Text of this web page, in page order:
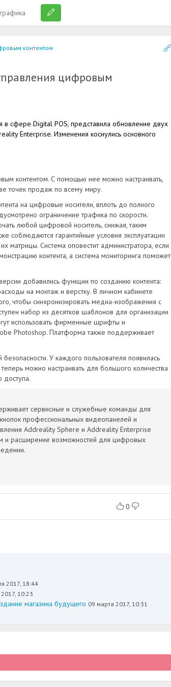
контентом
цифровым
в сфере Digital POS, представила обновление двух
Enterprise. Изменения коснулись основного
контентом. С помощью нее можно настраивать,
точек продаж по всему миру.
на цифровые носители, вплоть до полного
ограничение трафика по скорости.
любой цифровой носитель, снижая, таким
соблюдаются гарантийные условия эксплуатации
матрицы. Система оповестит администратора, если
контента, а система мониторинга поможет
добавились функции по созданию контента:
на монтаж и верстку. В личном кабинете
чтобы синхронизировать медиа-изображения с
набор из десятков шаблонов для организации
использовать фирменные шрифты и
Photoshop. Платформа также поддерживает
У каждого пользователя появилась
можно настраивать для большого количества
доступа.
сервисные и служебные команды для
профессиональных видеопанелей и
Addreality Sphere и Addreality Enterprise
и расширение возможностей для цифровых
0
2017, 18:44
10:23
магазина будущего 09 марта 2017, 10:31